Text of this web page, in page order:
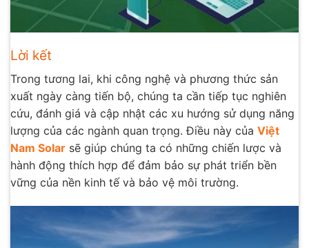
Lời kết
Trong tương lai, khi công nghệ và phương thức sản
xuất ngày càng tiến bộ, chúng ta cần tiếp tục nghiên
cứu, đánh giá và cập nhật các xu hướng sử dụng năng
lượng của các ngành quan trọng. Điều này của Việt
Nam Solar sẽ giúp chúng ta có những chiến lược và
hành động thích hợp để đảm bảo sự phát triển bền
vững của nền kinh tế và bảo vệ môi trường.